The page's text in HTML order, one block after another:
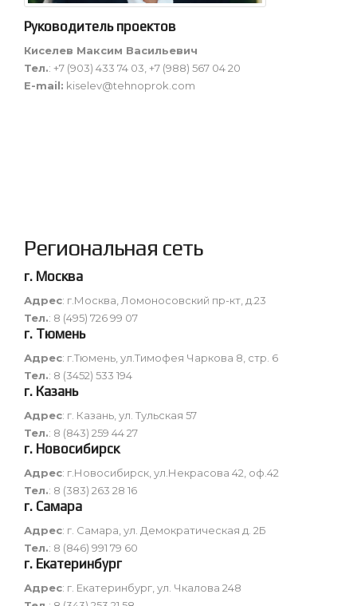
Руководитель проектов
Киселев Максим Васильевич
Тел.: +7 (903) 433 74 03, +7 (988) 567 04 20
E-mail: kiselev@tehnoprok.com
Региональная сеть
г. Москва
Адрес: г.Москва, Ломоносовский пр-кт, д.23
Тел.: 8 (495) 726 99 07
г. Тюмень
Адрес: г.Тюмень, ул.Тимофея Чаркова 8, стр. 6
Тел.: 8 (3452) 533 194
г. Казань
Адрес: г. Казань, ул. Тульская 57
Тел.: 8 (843) 259 44 27
г. Новосибирск
Адрес: г.Новосибирск, ул.Некрасова 42, оф.42
Тел.: 8 (383) 263 28 16
г. Самара
Адрес: г. Самара, ул. Демократическая д. 2Б
Тел.: 8 (846) 991 79 60
г. Екатеринбург
Адрес: г. Екатеринбург, ул. Чкалова 248